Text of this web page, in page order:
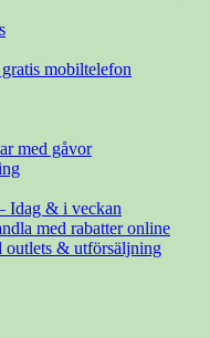
mobiltelefon
med gåvor
Idag & i veckan
med rabatter online
outlets & utförsäljning